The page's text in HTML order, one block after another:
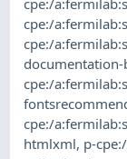
cpe:/
cpe:/
documentation-
cpe:/
cpe:/
htmlxml, p-